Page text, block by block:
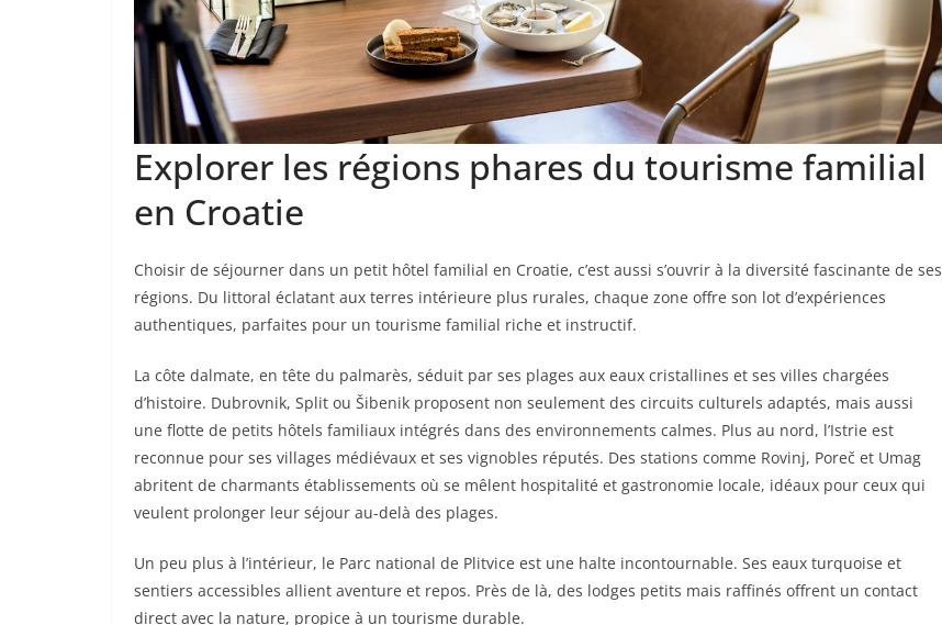
Explorer les régions phares du tourisme familial
en Croatie
Choisir de séjourner dans un petit hôtel familial en Croatie, c’est aussi s’ouvrir à la diversité fascinante de ses
régions. Du littoral éclatant aux terres intérieure plus rurales, chaque zone offre son lot d’expériences
authentiques, parfaites pour un tourisme familial riche et instructif.
La côte dalmate, en tête du palmarès, séduit par ses plages aux eaux cristallines et ses villes chargées
d’histoire. Dubrovnik, Split ou Šibenik proposent non seulement des circuits culturels adaptés, mais aussi
une flotte de petits hôtels familiaux intégrés dans des environnements calmes. Plus au nord, l’Istrie est
reconnue pour ses villages médiévaux et ses vignobles réputés. Des stations comme Rovinj, Poreč et Umag
abritent de charmants établissements où se mêlent hospitalité et gastronomie locale, idéaux pour ceux qui
veulent prolonger leur séjour au-delà des plages.
Un peu plus à l’intérieur, le Parc national de Plitvice est une halte incontournable. Ses eaux turquoise et
sentiers accessibles allient aventure et repos. Près de là, des lodges petits mais raffinés offrent un contact
direct avec la nature, propice à un tourisme durable.